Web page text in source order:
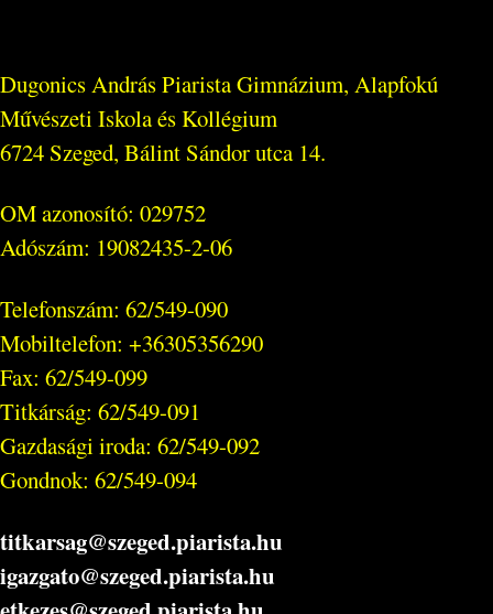
Dugonics András Piarista Gimnázium, Alapfokú
Művészeti Iskola és Kollégium
6724 Szeged, Bálint Sándor utca 14.
OM azonosító: 029752
Adószám: 19082435-2-06
Telefonszám: 62/549-090
Mobiltelefon: +36305356290
Fax: 62/549-099
Titkárság: 62/549-091
Gazdasági iroda: 62/549-092
Gondnok: 62/549-094
titkarsag@szeged.piarista.hu
igazgato@szeged.piarista.hu